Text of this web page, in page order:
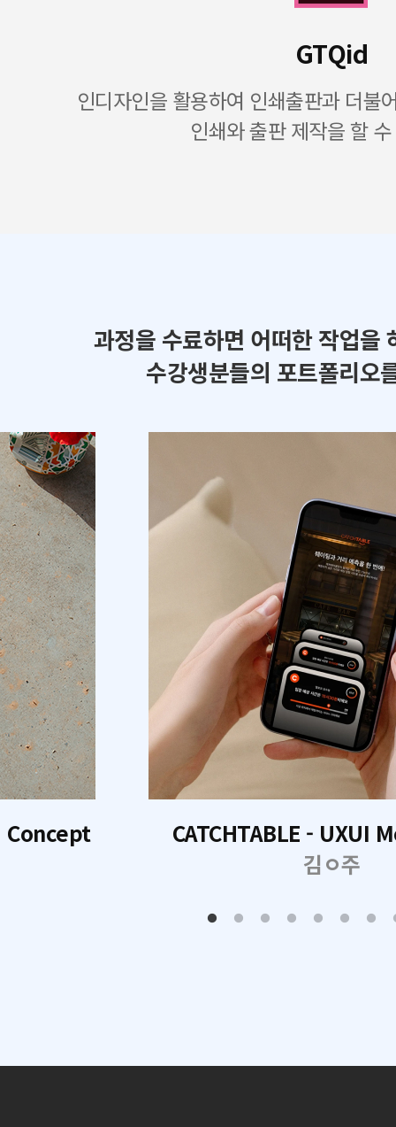
GTQid
인디자인을 활용하여 인쇄출판과 더불
인쇄와 출판 제작을 할
과정을 수료하면 어떠한 작업을
수강생분들의 포트폴리오
CATCHTABLE - UXUI
김ㅇ주